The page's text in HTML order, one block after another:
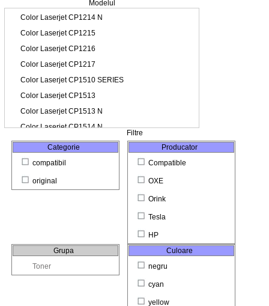
Modelul
Filtre
Categorie
compatibil
original
Producator
Compatible
OXE
Orink
Tesla
HP
Grupa
Toner
Culoare
negru
cyan
yellow